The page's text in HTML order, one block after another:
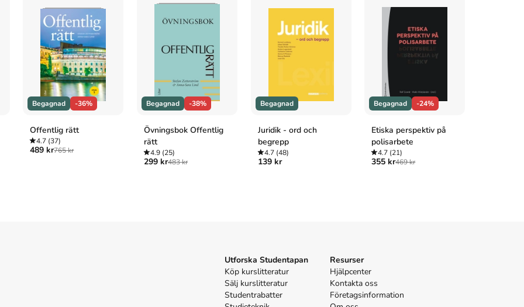
skriven avJakob Heidbrink
Det är den 14e
och består av 3600 sidor
AB som har sitt säte i Lund
spara
uppåt 32% jämfört med lägsta nypris hos
Begagnad -36%
Offentlig rätt
4.7 (37)
489 kr765 kr
Begagnad -38%
Övningsbok Offentlig
rätt
4.9(25)
299 kr483 kr
Begagnad
Juridik - ord och
begrepp
4.7(48)
139 kr
Begagnad -24%
Etiska perspektiv på
polisarbete
4.7 (21)
355 kr469 kr
Utforska Studentapan
Köp kurslitteratur
Sälj kurslitteratur
Studentrabatter
Resurser
Hjälpcenter
Kontakta oss
Företagsinformation